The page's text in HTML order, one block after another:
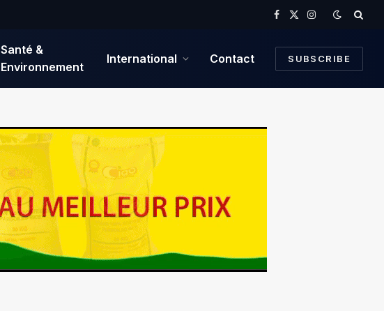
Facebook
X
Instagram
Santé &
Environnement
International Contact SUBSCRIBE